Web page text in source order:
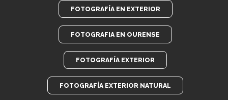
FOTOGRAFÍA EN EXTERIOR
FOTOGRAFIA EN OURENSE
FOTOGRAFÍA EXTERIOR
FOTOGRAFÍA EXTERIOR NATURAL